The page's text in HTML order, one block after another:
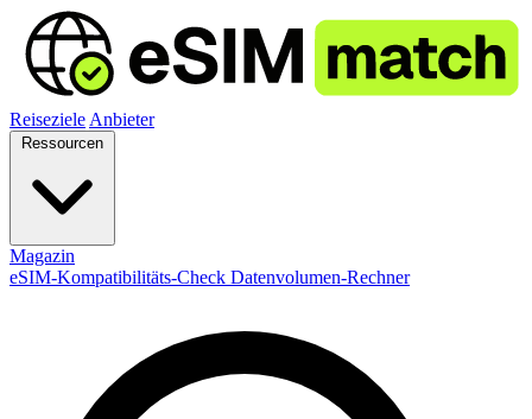
Reiseziele Anbieter
Magazin
eSIM-Kompatibilitäts-Check Datenvolumen-Rechner